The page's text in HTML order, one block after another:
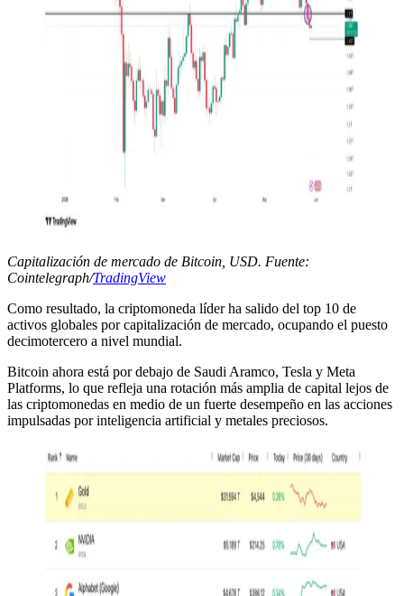
Capitalización de mercado de Bitcoin, USD. Fuente:
Cointelegraph/TradingView
Como resultado, la criptomoneda líder ha salido del top 10 de
activos globales por capitalización de mercado, ocupando el puesto
decimotercero a nivel mundial.
Bitcoin ahora está por debajo de Saudi Aramco, Tesla y Meta
Platforms, lo que refleja una rotación más amplia de capital lejos de
las criptomonedas en medio de un fuerte desempeño en las acciones
impulsadas por inteligencia artificial y metales preciosos.